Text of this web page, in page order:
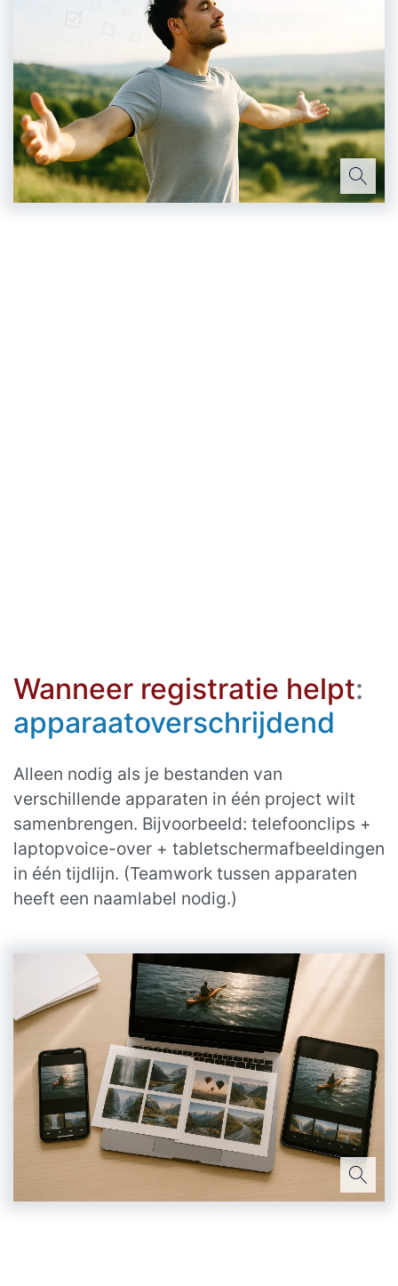
Wanneer registratie helpt:
apparaatoverschrijdend
Alleen nodig als je bestanden van
verschillende apparaten in één project wilt
samenbrengen. Bijvoorbeeld: telefoonclips +
laptopvoice-over + tabletschermafbeeldingen
in één tijdlijn. (Teamwork tussen apparaten
heeft een naamlabel nodig.)